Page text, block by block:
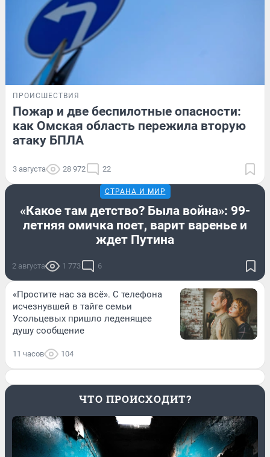
ПРОИСШЕСТВИЯ
Пожар и две беспилотные опасности:
как Омская область пережила вторую
атаку БПЛА
3 августа 28 972 22
СТРАНА И МИР
«Какое там детство? Была война»: 99-
летняя омичка поет, варит варенье и
ждет Путина
2 августа 1 773 6
«Простите нас за всё». С телефона
исчезнувшей в тайге семьи
Усольцевых пришло леденящее
душу сообщение
11 часов 104
ЧТО ПРОИСХОДИТ?